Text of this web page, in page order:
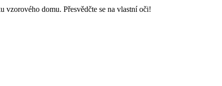
domu. Přesvědčte se na vlastní oči!